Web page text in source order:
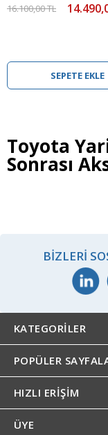
16.100,00 TL
SEPETE EKLE
Toyota
Sonrası
BIZLERI
KATEGORILER
POPÜLER
HIZLI ERIŞIM
ÜYE